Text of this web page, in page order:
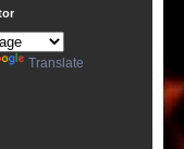
Translate